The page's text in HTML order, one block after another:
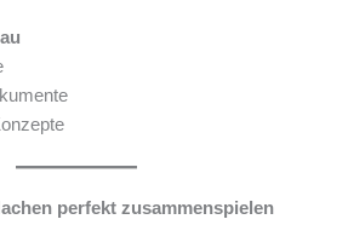
perfekt zusammenspielen